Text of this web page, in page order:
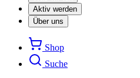
Aktiv werden
Über uns
Shop
Suche